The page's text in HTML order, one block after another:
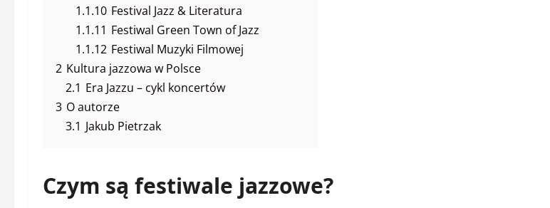
1.1.10 Festival Jazz & Literatura
1.1.11 Festiwal Green Town of Jazz
1.1.12 Festiwal Muzyki Filmowej
2 Kultura jazzowa w Polsce
2.1 Era Jazzu – cykl koncertów
3 O autorze
3.1 Jakub Pietrzak
Czym są festiwale jazzowe?